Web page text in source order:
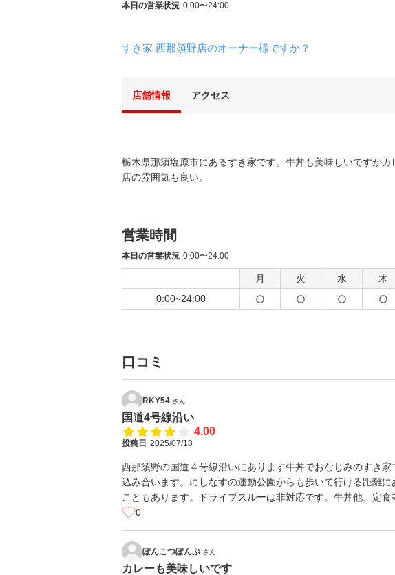
本日の営業状況 0:00〜24:00
すき家 西那須野店のオーナー様ですか？
店舗情報 アクセス
栃木県那須塩原市にあるすき家です。牛丼も美味しいですが
店の雰囲気も良い。
営業時間
本日の営業状況 0:00〜24:00
月 火 水 木
0:00~24:00
口コミ
RKY54 さん
国道4号線沿い
4.00
投稿日 2025/07/18
西那須野の国道４号線沿いにあります牛丼でおなじみのすき
込み合います。にしなすの運動公園からも歩いて行ける距離
こともあります。ドライブスルーは非対応です。牛丼他、定食
0
ぽんこつぽんぷ さん
カレーも美味しいです